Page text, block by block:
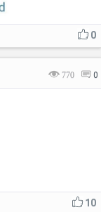
0
770 0
10